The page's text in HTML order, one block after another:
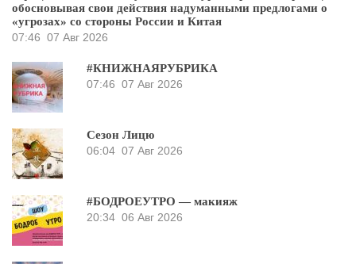
обосновывая свои действия надуманными предлогами о
«угрозах» со стороны России и Китая
07:46 07 Авг 2026
#КНИЖНАЯРУБРИКА
07:46 07 Авг 2026
Сезон Лицю
06:04 07 Авг 2026
#БОДРОЕУТРО — макияж
20:34 06 Авг 2026